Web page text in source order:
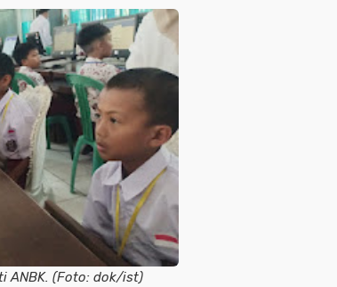
ANBK. (Foto: dok/ist)